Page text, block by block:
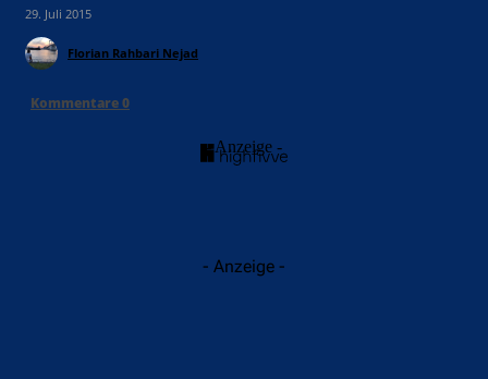
29. Juli 2015
Florian Rahbari Nejad
Kommentare0
- Anzeige -
- Anzeige -